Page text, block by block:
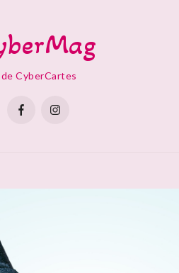
CyberCartes